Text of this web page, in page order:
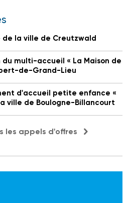
la ville de Creutzwald
multi-accueil « La Maison de
de-Grand-Lieu
d'accueil petite enfance «
ville de Boulogne-Billancourt
les appels d'offres